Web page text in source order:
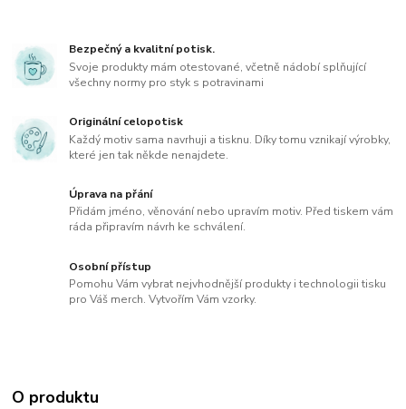
Bezpečný a kvalitní potisk.
Svoje produkty mám otestované, včetně nádobí splňující
všechny normy pro styk s potravinami
Originální celopotisk
Každý motiv sama navrhuji a tisknu. Díky tomu vznikají výrobky,
které jen tak někde nenajdete.
Úprava na přání
Přidám jméno, věnování nebo upravím motiv. Před tiskem vám
ráda připravím návrh ke schválení.
Osobní přístup
Pomohu Vám vybrat nejvhodnější produkty i technologii tisku
pro Váš merch. Vytvořím Vám vzorky.
O produktu